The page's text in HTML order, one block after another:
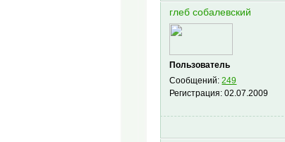
глеб собалевский
Пользователь
Сообщений:249
Регистрация:02.07.2009